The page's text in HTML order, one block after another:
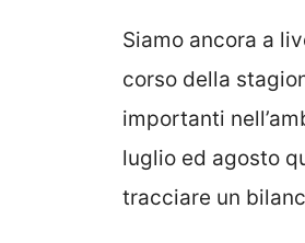
Siamo ancora a
corso della
importanti
luglio ed agosto
tracciare un